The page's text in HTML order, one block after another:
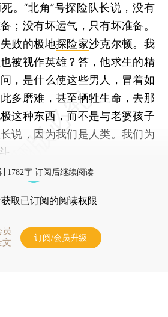
。“北角”号探险队长说，没有
；没有坏运气，只有坏准备。
败的极地探险家沙克尔顿。我
被视作英雄？答，他求生的精
，是什么使这些男人，冒着如
多磨难，甚至牺牲生命，去那
这种东西，而不是与老婆孩子
说，因为我们是人类。我们为
。
1782字 订阅后继续阅读
获取已订阅的阅读权限
员
文
订阅/会员升级